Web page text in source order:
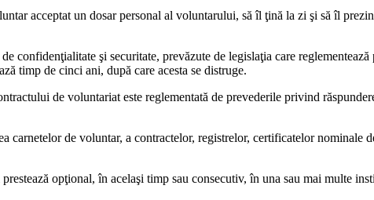
acceptat un dosar personal al voluntarului, să îl ţină la zi şi să îl
confidenţialitate şi securitate, prevăzute de legislaţia care
timp de cinci ani, după care acesta se distruge.
de voluntariat este reglementată de prevederile privind
carnetelor de volun­tar, a contractelor, registrelor, cer­tificatelor nominale
opţional, în acelaşi timp sau consecutiv, în una sau mai multe